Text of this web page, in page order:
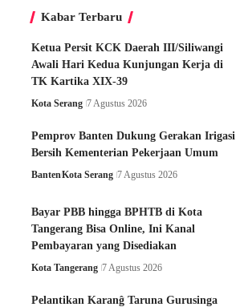
Kabar Terbaru
Ketua Persit KCK Daerah III/Siliwangi
Awali Hari Kedua Kunjungan Kerja di
TK Kartika XIX-39
Kota Serang 7 Agustus 2026
Pemprov Banten Dukung Gerakan Irigasi
Bersih Kementerian Pekerjaan Umum
BantenKota Serang 7 Agustus 2026
Bayar PBB hingga BPHTB di Kota
Tangerang Bisa Online, Ini Kanal
Pembayaran yang Disediakan
Kota Tangerang 7 Agustus 2026
Pelantikan Karanĝ Taruna Gurusinga